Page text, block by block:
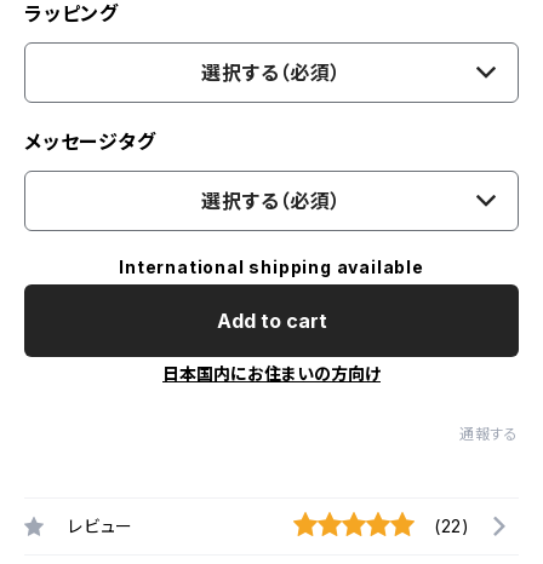
ラッピング
選択する（必須）
メッセージタグ
選択する（必須）
International shipping available
Add to cart
日本国内にお住まいの方向け
通報する
レビュー (22)